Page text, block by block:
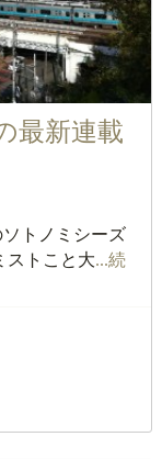
最新連載
トノミシーズ
ストこと大...続